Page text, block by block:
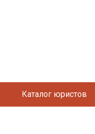
Каталог юристов